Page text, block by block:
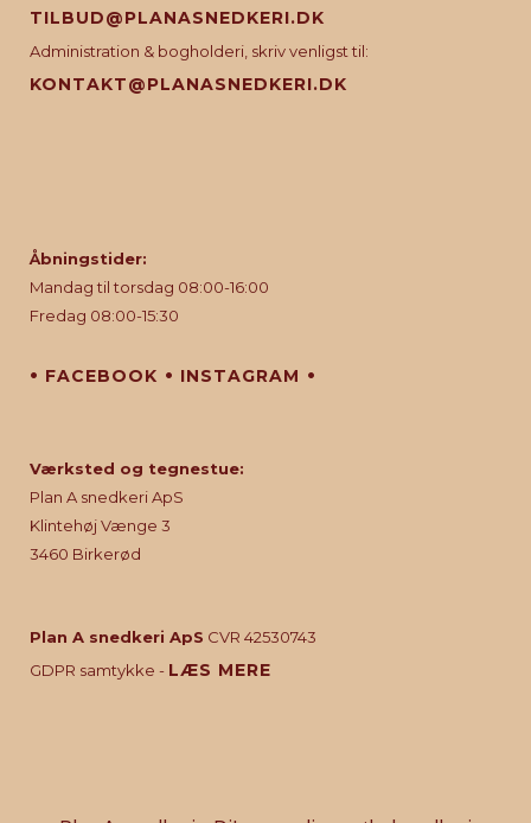
TILBUD@PLANASNEDKERI.DK
Administration & bogholderi, skriv venligst til:
KONTAKT@PLANASNEDKERI.DK
Åbningstider:
Mandag til torsdag 08:00-16:00
Fredag 08:00-15:30
• FACEBOOK • INSTAGRAM •
Værksted og tegnestue:
Plan A snedkeri ApS
Klintehøj Vænge 3
3460 Birkerød
Plan A snedkeri ApS CVR 42530743
GDPR samtykke - LÆS MERE